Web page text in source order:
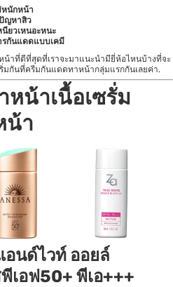
หนักหน้า
ญหาสิว
นียวเหนอะหนะ
รกันแดดแบบเคมี
น้าที่ดีที่สุดที่เราจะมาแนะนำมียี่ห้อไหนบ้างที่จะ
มกันที่ครีมกันแดดทาหน้ากลุ่มแรกกันเลยค่า.
หน้าเนื้อเซรั่ม
น้า
อนด์ไวท์ ออยล์
เอฟ50+ พีเอ+++